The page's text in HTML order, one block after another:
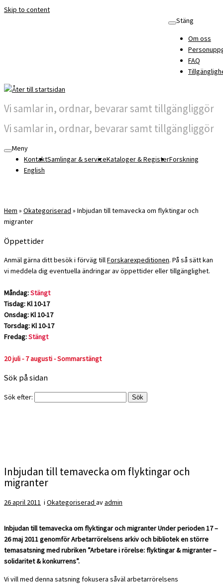
Skip to content
Stäng
Om oss
FAQ
Vi samlar in, ordnar, bevarar samt tillgängliggör
Vi samlar in, ordnar, bevarar samt tillgängliggör
Meny
KontaktSamlingar & serviceKataloger & RegisterForskning
English
Hem » Okategoriserad » Inbjudan till temavecka om flyktingar och
migranter
Öppettider
Anmäl gärna ditt besök i förväg tillForskarexpeditionen. På så sätt kan
vi meddela dig eventuella ändringar av öppettider eller tillgänglighet.
Måndag:Stängt
Tisdag: Kl 10-17
Onsdag: Kl 10-17
Torsdag: Kl 10-17
Fredag:Stängt
20 juli - 7 augusti - Sommarstängt
Sök på sidan
Sök efter:
Inbjudan till temavecka om flyktingar och
migranter
26 april 2011 i Okategoriserad avadmin
Inbjudan till temavecka om flyktingar och migranter Under perioden 17 –
26 maj 2011 genomför Arbetarrörelsens arkiv och bibliotek en större
temasatsning med rubriken ”Arbetare i rörelse: flyktingar & migranter –
solidaritet & konkurrens”.
Vi vill med denna satsning fokusera såväl arbetarrörelsens